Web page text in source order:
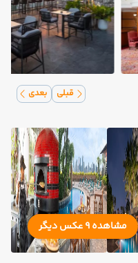
قبلی بعدی
مشاهده 9 عکس دیگر